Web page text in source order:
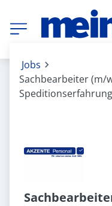
Jobs
Sachbearbeiter